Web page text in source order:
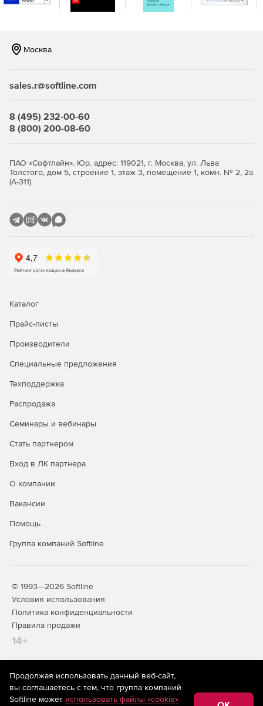
Москва
sales.r@softline.com
8 (495) 232-00-60
8 (800) 200-08-60
ПАО «Софтлайн». Юр. адрес: 119021, г. Москва, ул. Льва
Толстого, дом 5, строение 1, этаж 3, помещение 1, комн. № 2, 2а
(А-311)
Каталог
Прайс-листы
Производители
Специальные предложения
Техподдержка
Распродажа
Семинары и вебинары
Стать партнером
Вход в ЛК партнера
О компании
Вакансии
Помощь
Группа компаний Softline
© 1993—2026 Softline
Условия использования
Политика конфиденциальности
Правила продажи
14+
На информационном ресурсе store.softline.ru применяются
рекомендательные технологии(информационные технологии
предоставления информации на основе сбора,
Продолжая использовать данный веб-сайт,
вы соглашаетесь с тем, что группа компаний
Softline может использовать файлы «cookie»